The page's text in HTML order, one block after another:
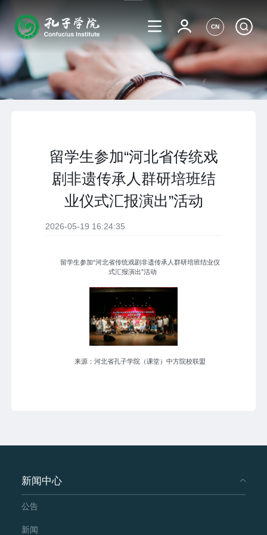
CN
留学生参加“河北省传统戏
剧非遗传承人群研培班结
业仪式汇报演出”活动
2026-05-19 16:24:35
留学生参加“河北省传统戏剧非遗传承人群研培班结业仪
式汇报演出”活动
来源：河北省孔子学院（课堂）中方院校联盟
新闻中心
公告
新闻